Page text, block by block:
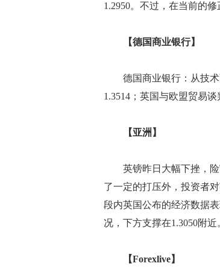
1.2950。不过，在当前的
【德国商业银行】
德国商业银行：从技术
1.3514；英国与欧盟贸易
【亚洲】
英镑昨日大幅下挫，险
了一定的打压外，投资者
段内英国公布的经济数据
况，下方支撑在1.3050附近
【Forexlive】